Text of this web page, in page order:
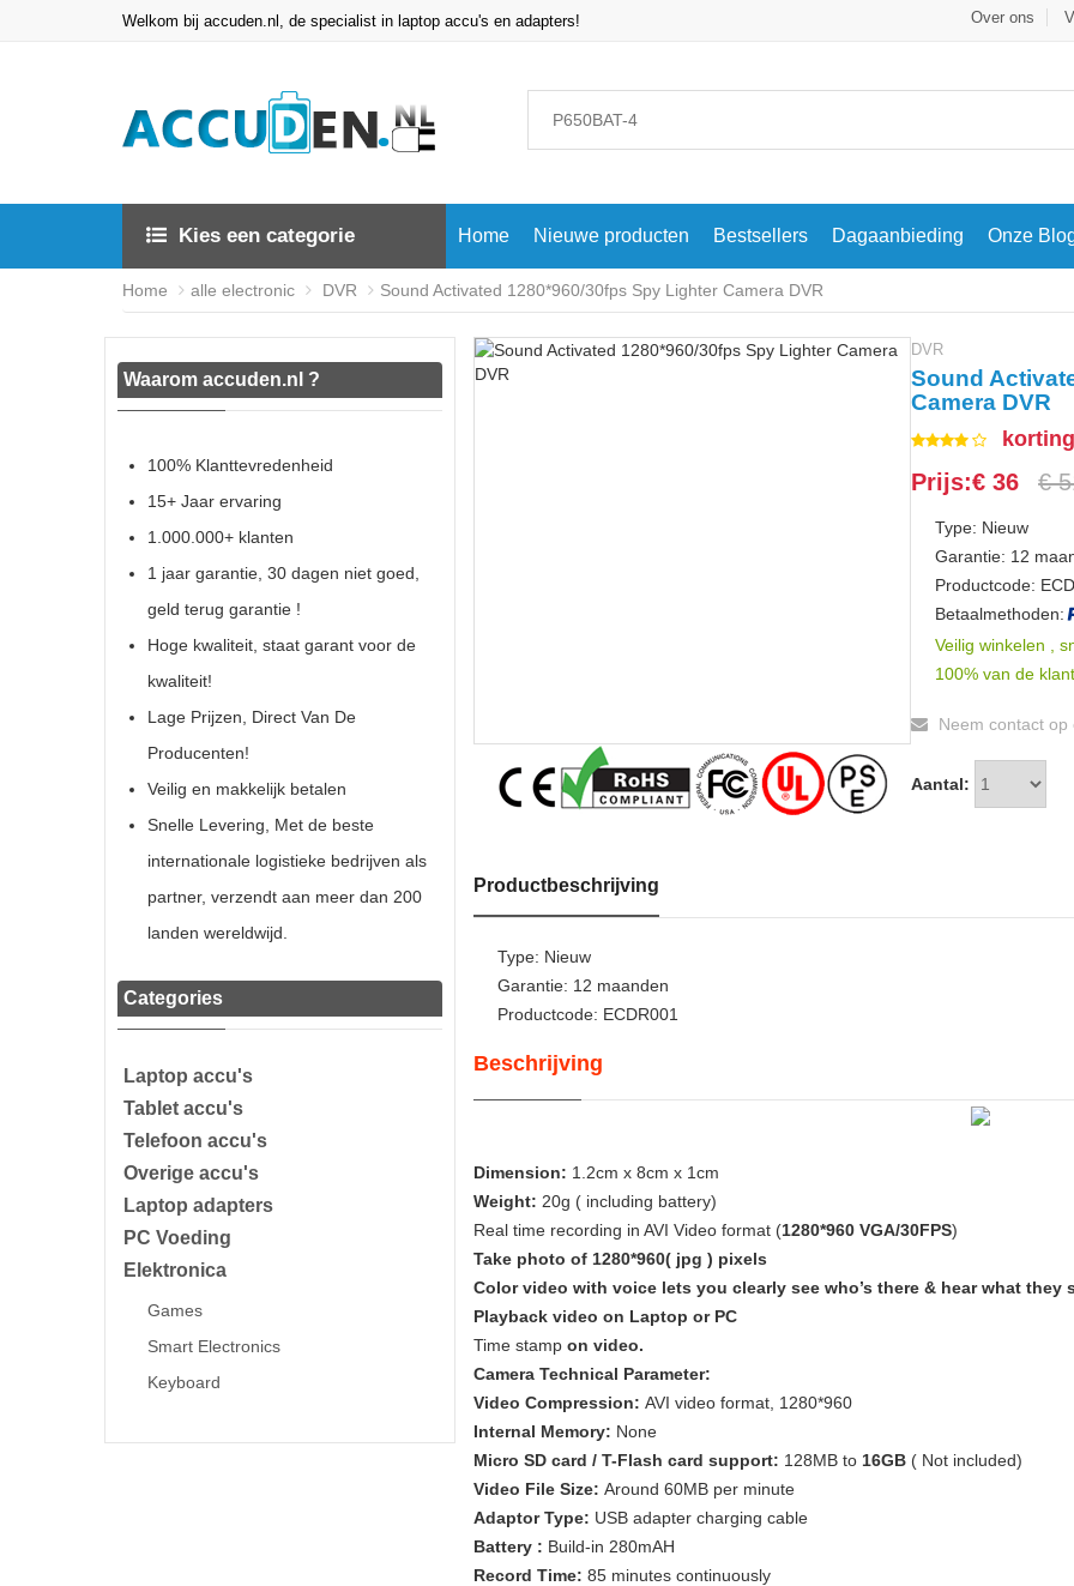
Welkom bij accuden.nl, de specialist in laptop accu's en adapters! Over ons
Kies een categorie Home Nieuwe producten Bestsellers Dagaanbieding Onze
Home alle electronic DVR Sound Activated 1280*960/30fps Spy Lighter Camera DVR
Waarom accuden.nl ?
100% Klanttevredenheid
15+ Jaar ervaring
1.000.000+ klanten
1 jaar garantie, 30 dagen niet goed,
geld terug garantie !
Hoge kwaliteit, staat garant voor de
kwaliteit!
Lage Prijzen, Direct Van De
Producenten!
Veilig en makkelijk betalen
Snelle Levering, Met de beste
internationale logistieke bedrijven als
partner, verzendt aan meer dan 200
landen wereldwijd.
Categories
Laptop accu's
Tablet accu's
Telefoon accu's
Overige accu's
Laptop adapters
PC Voeding
Elektronica
Games
Smart Electronics
Keyboard
DVR
Sound
Camera DVR
Prijs:€ 36 €
Type: Nieuw
Garantie: 12
Productcode:
Betaalmethoden:
Veilig winkelen ,
100% van de
Neem contact
Aantal:
Productbeschrijving
Type: Nieuw
Garantie: 12 maanden
Productcode: ECDR001
Beschrijving
Dimension: 1.2cm x 8cm x 1cm
Weight: 20g ( including battery)
Real time recording in AVI Video format (1280*960 VGA/30FPS)
Take photo of 1280*960( jpg ) pixels
Color video with voice lets you clearly see who’s there & hear what they
Playback video on Laptop or PC
Time stamp on video.
Camera Technical Parameter:
Video Compression: AVI video format, 1280*960
Internal Memory: None
Micro SD card / T-Flash card support: 128MB to 16GB( Not included)
Video File Size: Around 60MB per minute
Adaptor Type: USB adapter charging cable
Battery : Build-in 280mAH
Record Time: 85 minutes continuously